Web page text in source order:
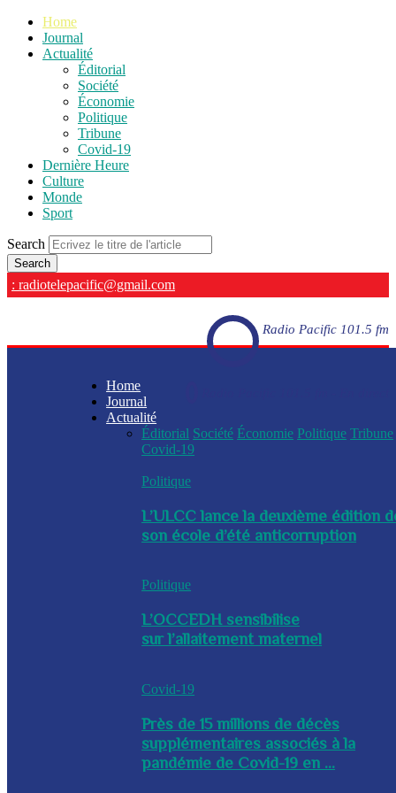
Home
Journal
Actualité
Éditorial
Société
Économie
Politique
Tribune
Covid-19
Dernière Heure
Culture
Monde
Sport
Search
: radiotelepacific@gmail.com
Radio Pacific 101.5 fm
Home
Journal
Actualité
Éditorial Société Économie Politique Tribune
Covid-19
Politique
L’ULCC lance la deuxième édition
son école d’été anticorruption
Politique
L’OCCEDH sensibilise
sur l’allaitement maternel
Covid-19
Près de 15 millions de décès
supplémentaires associés à la
pandémie de Covid-19 en ...